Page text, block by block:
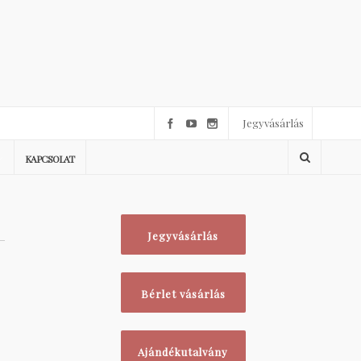
Jegyvásárlás
KAPCSOLAT
Jegyvásárlás
Bérlet vásárlás
Ajándékutalvány